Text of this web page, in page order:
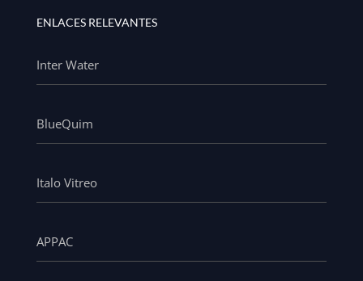
ENLACES RELEVANTES
Inter Water
BlueQuim
Italo Vitreo
APPAC